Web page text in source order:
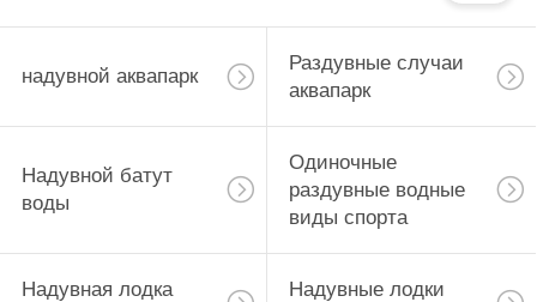
надувной аквапарк
Раздувные случаи
аквапарк
Надувной батут
воды
Одиночные
раздувные водные
виды спорта
Надувная лодка Надувные лодки